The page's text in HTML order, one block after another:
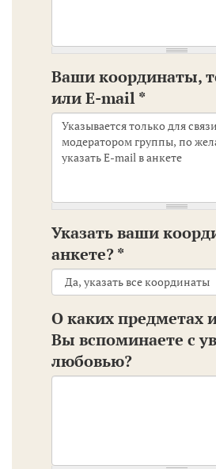
Ваши координаты,
или E-mail *
Указать ваши
анкете? *
О каких предметах
Вы вспоминаете с
любовью?